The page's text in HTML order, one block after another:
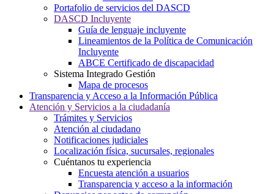
Portafolio de servicios del DASCD
DASCD Incluyente
Guía de lenguaje incluyente
Lineamientos de la Política de Comunicación
Incluyente
ABCE Certificado de discapacidad
Sistema Integrado Gestión
Mapa de procesos
Transparencia y Acceso a la Información Pública
Atención y Servicios a la ciudadanía
Trámites y Servicios
Atención al ciudadano
Notificaciones judiciales
Localización física, sucursales, regionales
Cuéntanos tu experiencia
Encuesta atención a usuarios
Transparencia y acceso a la información